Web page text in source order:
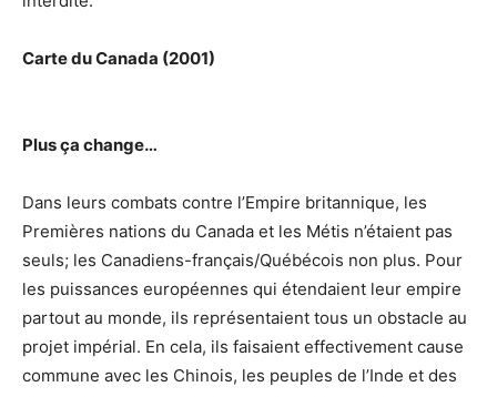
Carte du Canada (2001)
Plus ça change…
Dans leurs combats contre l’Empire britannique, les
Premières nations du Canada et les Métis n’étaient pas
seuls; les Canadiens-français/Québécois non plus. Pour
les puissances européennes qui étendaient leur empire
partout au monde, ils représentaient tous un obstacle au
projet impérial. En cela, ils faisaient effectivement cause
commune avec les Chinois, les peuples de l’Inde et des